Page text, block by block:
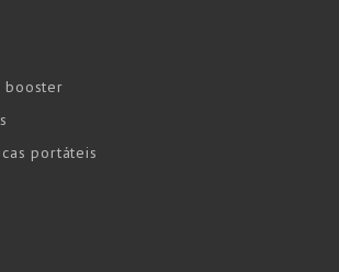
booster
portáteis